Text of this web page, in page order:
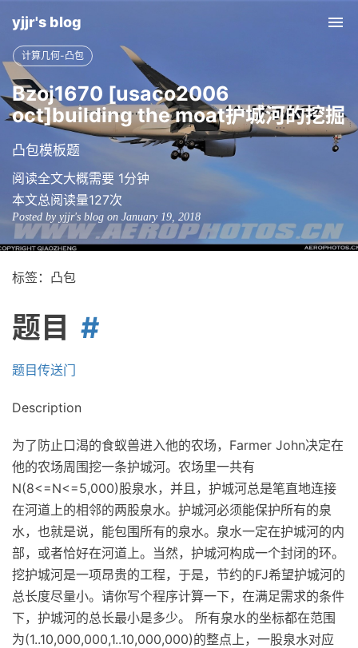
yjjr's blog
计算几何-凸包
Bzoj1670 [usaco2006
oct]building the moat护城河的挖掘
凸包模板题
阅读全文大概需要 1分钟
本文总阅读量127次
Posted by yjjr's blog on January 19, 2018
标签：凸包
题目
题目传送门
Description
为了防止口渴的食蚁兽进入他的农场，Farmer John决定在
他的农场周围挖一条护城河。农场里一共有
N(8<=N<=5,000)股泉水，并且，护城河总是笔直地连接
在河道上的相邻的两股泉水。护城河必须能保护所有的泉
水，也就是说，能包围所有的泉水。泉水一定在护城河的内
部，或者恰好在河道上。当然，护城河构成一个封闭的环。
挖护城河是一项昂贵的工程，于是，节约的FJ希望护城河的
总长度尽量小。请你写个程序计算一下，在满足需求的条件
下，护城河的总长最小是多少。 所有泉水的坐标都在范围
为(1..10,000,000,1..10,000,000)的整点上，一股泉水对应